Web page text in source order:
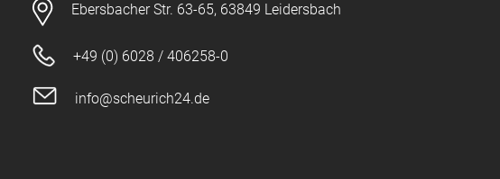
Ebersbacher Str. 63-65, 63849 Leidersbach
+49 (0) 6028 / 406258-0
info@scheurich24.de